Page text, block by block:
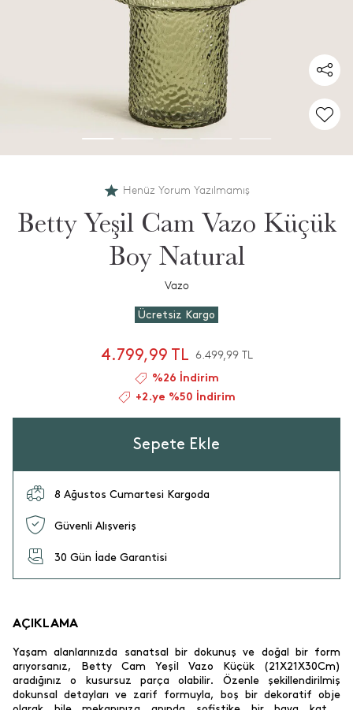
Henüz Yorum Yazılmamış
Betty Yeşil Cam Vazo Küçük
Boy Natural
Vazo
Ücretsiz Kargo
4.799,99 TL 6.499,99 TL
%26 İndirim
+2.ye %50 İndirim
Sepete Ekle
8 Ağustos Cumartesi Kargoda
Güvenli Alışveriş
30 Gün İade Garantisi
AÇIKLAMA
Yaşam alanlarınızda sanatsal bir dokunuş ve doğal bir form
arıyorsanız, Betty Cam Yeşi̇l Vazo Küçük (21X21X30Cm)
aradığınız o kusursuz parça olabilir. Özenle şekillendirilmiş
dokunsal detayları ve zarif formuyla, boş bir dekoratif obje